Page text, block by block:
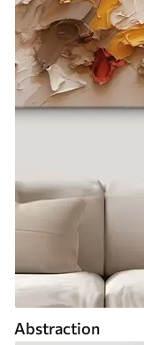
Abstraction